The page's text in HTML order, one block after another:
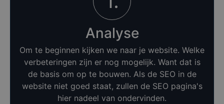
Analyse
Om te beginnen kijken we naar je website. Welke
verbeteringen zijn er nog mogelijk. Want dat is
de basis om op te bouwen. Als de SEO in de
website niet goed staat, zullen de SEO pagina's
hier nadeel van ondervinden.